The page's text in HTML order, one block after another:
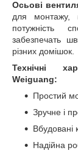
Осьові
для монтажу,
потужність
забезпечать
різних домішок.
Технічні
Weiguang:
Простий
Зручне і
Вбудовані
Надійна